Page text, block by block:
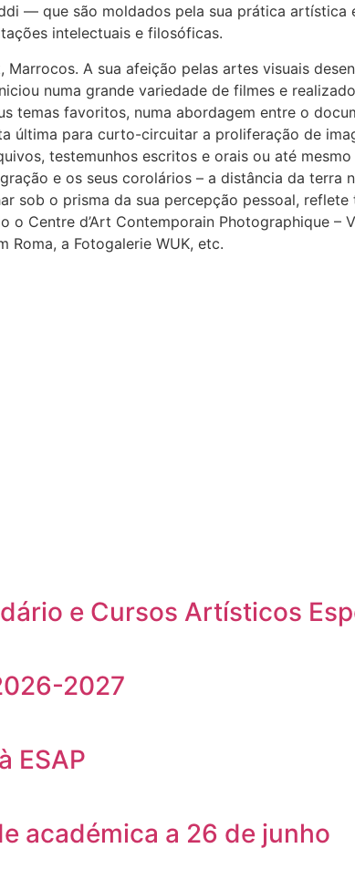
— que são moldados pela sua prática
intelectuais e filosóficas.
A sua afeição pelas artes visuais
numa grande variedade de filmes e
favoritos, numa abordagem entre o
para curto-circuitar a proliferação de
testemunhos escritos e orais ou até
e os seus corolários – a distância da terra
sob o prisma da sua percepção pessoal,
Centre d’Art Contemporain Photographique –
Roma, a Fotogalerie WUK, etc.
e Cursos Artísticos
2027
ESAP
académica a 26 de junho